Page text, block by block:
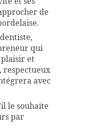
de
qui
plaisir et
respectueux
avec
le souhaite
par